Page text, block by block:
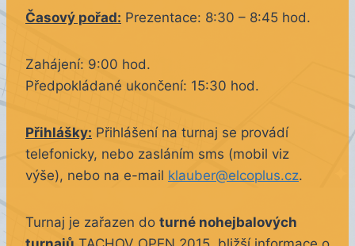
Časový pořad: Prezentace: 8:30 – 8:45 hod.
Zahájení: 9:00 hod.
Předpokládané ukončení: 15:30 hod.
Přihlášky: Přihlášení na turnaj se provádí
telefonicky, nebo zasláním sms (mobil viz
výše), nebo na e-mail klauber@elcoplus.cz.
Turnaj je zařazen do turné nohejbalových